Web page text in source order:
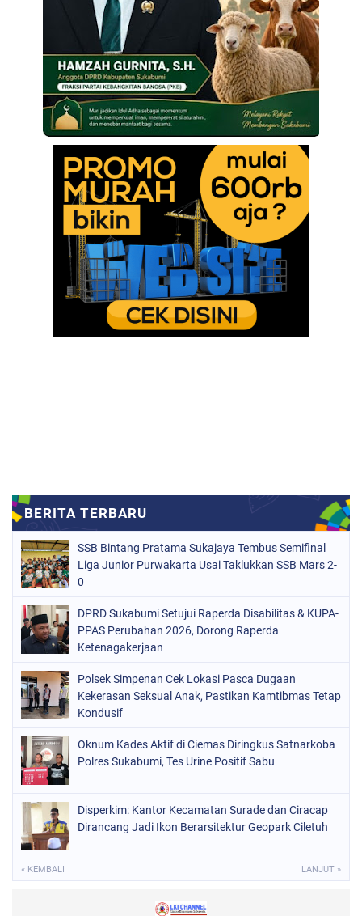
SSB Bintang Pratama Sukajaya Tembus Semifinal
Liga Junior Purwakarta Usai Taklukkan SSB Mars 2-
0
DPRD Sukabumi Setujui Raperda Disabilitas & KUPA-
PPAS Perubahan 2026, Dorong Raperda
Ketenagakerjaan
Polsek Simpenan Cek Lokasi Pasca Dugaan
Kekerasan Seksual Anak, Pastikan Kamtibmas Tetap
Kondusif
Oknum Kades Aktif di Ciemas Diringkus Satnarkoba
Polres Sukabumi, Tes Urine Positif Sabu
Disperkim: Kantor Kecamatan Surade dan Ciracap
Dirancang Jadi Ikon Berarsitektur Geopark Ciletuh
« KEMBALI LANJUT »